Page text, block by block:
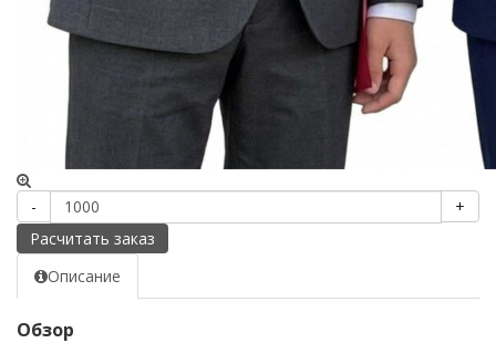
-
+
Расчитать заказ
Описание
Обзор